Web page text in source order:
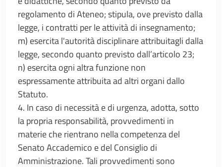
regolamento di Ateneo; stipula, ove previsto dalla
legge, i contratti per le attività di insegnamento;
m) esercita l'autorità disciplinare attribuitagli dalla
legge, secondo quanto previsto dall’articolo 23;
n) esercita ogni altra funzione non
espressamente attribuita ad altri organi dallo
Statuto.
4. In caso di necessità e di urgenza, adotta, sotto
la propria responsabilità, provvedimenti in
materie che rientrano nella competenza del
Senato Accademico e del Consiglio di
Amministrazione. Tali provvedimenti sono